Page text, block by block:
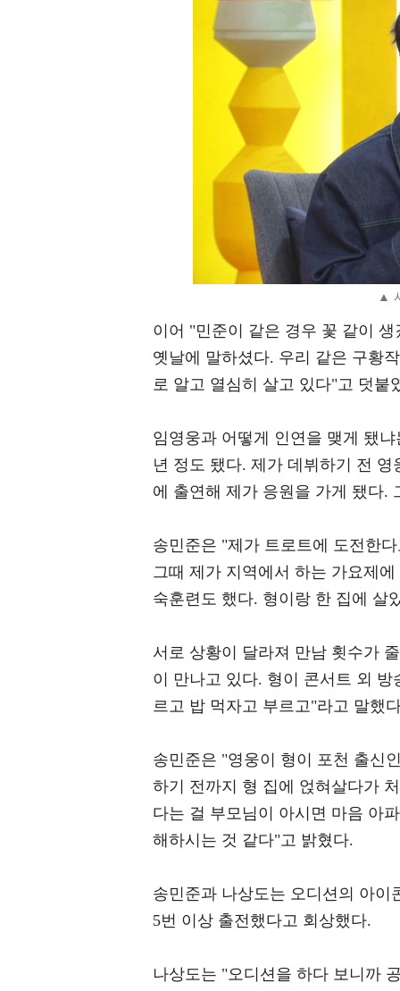
▲
이어 "민준이 같은 경우 꽃 같이
옛날에 말하셨다. 우리 같은 구황
로 알고 열심히 살고 있다"고 덧붙
임영웅과 어떻게 인연을 맺게 됐
년 정도 됐다. 제가 데뷔하기 전
에 출연해 제가 응원을 가게 됐다.
송민준은 "제가 트로트에 도전한
그때 제가 지역에서 하는 가요제
숙훈련도 했다. 형이랑 한 집에 살
서로 상황이 달라져 만남 횟수가
이 만나고 있다. 형이 콘서트 외
르고 밥 먹자고 부르고"라고 말했
송민준은 "영웅이 형이 포천 출신
하기 전까지 형 집에 얹혀살다가
다는 걸 부모님이 아시면 마음 아
해하시는 것 같다"고 밝혔다.
송민준과 나상도는 오디션의 아이
5번 이상 출전했다고 회상했다.
나상도는 "오디션을 하다 보니까